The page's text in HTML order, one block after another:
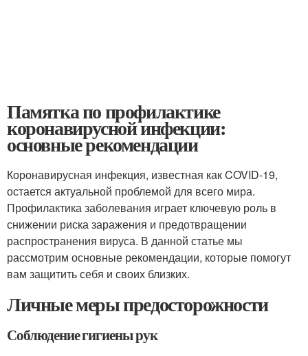
Памятка по профилактике
коронавирусной инфекции:
основные рекомендации
Коронавирусная инфекция, известная как COVID-19,
остается актуальной проблемой для всего мира.
Профилактика заболевания играет ключевую роль в
снижении риска заражения и предотвращении
распространения вируса. В данной статье мы
рассмотрим основные рекомендации, которые помогут
вам защитить себя и своих близких.
Личные меры предосторожности
Соблюдение гигиены рук